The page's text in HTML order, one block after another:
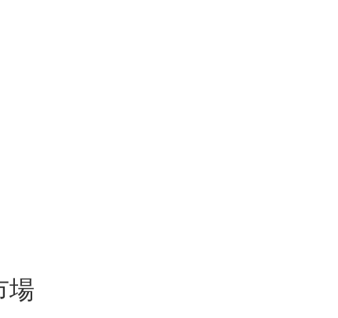
場